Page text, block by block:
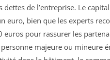
de l’entreprise. Le
euro, bien que les experts
pour rassurer les
personne majeure ou mineure